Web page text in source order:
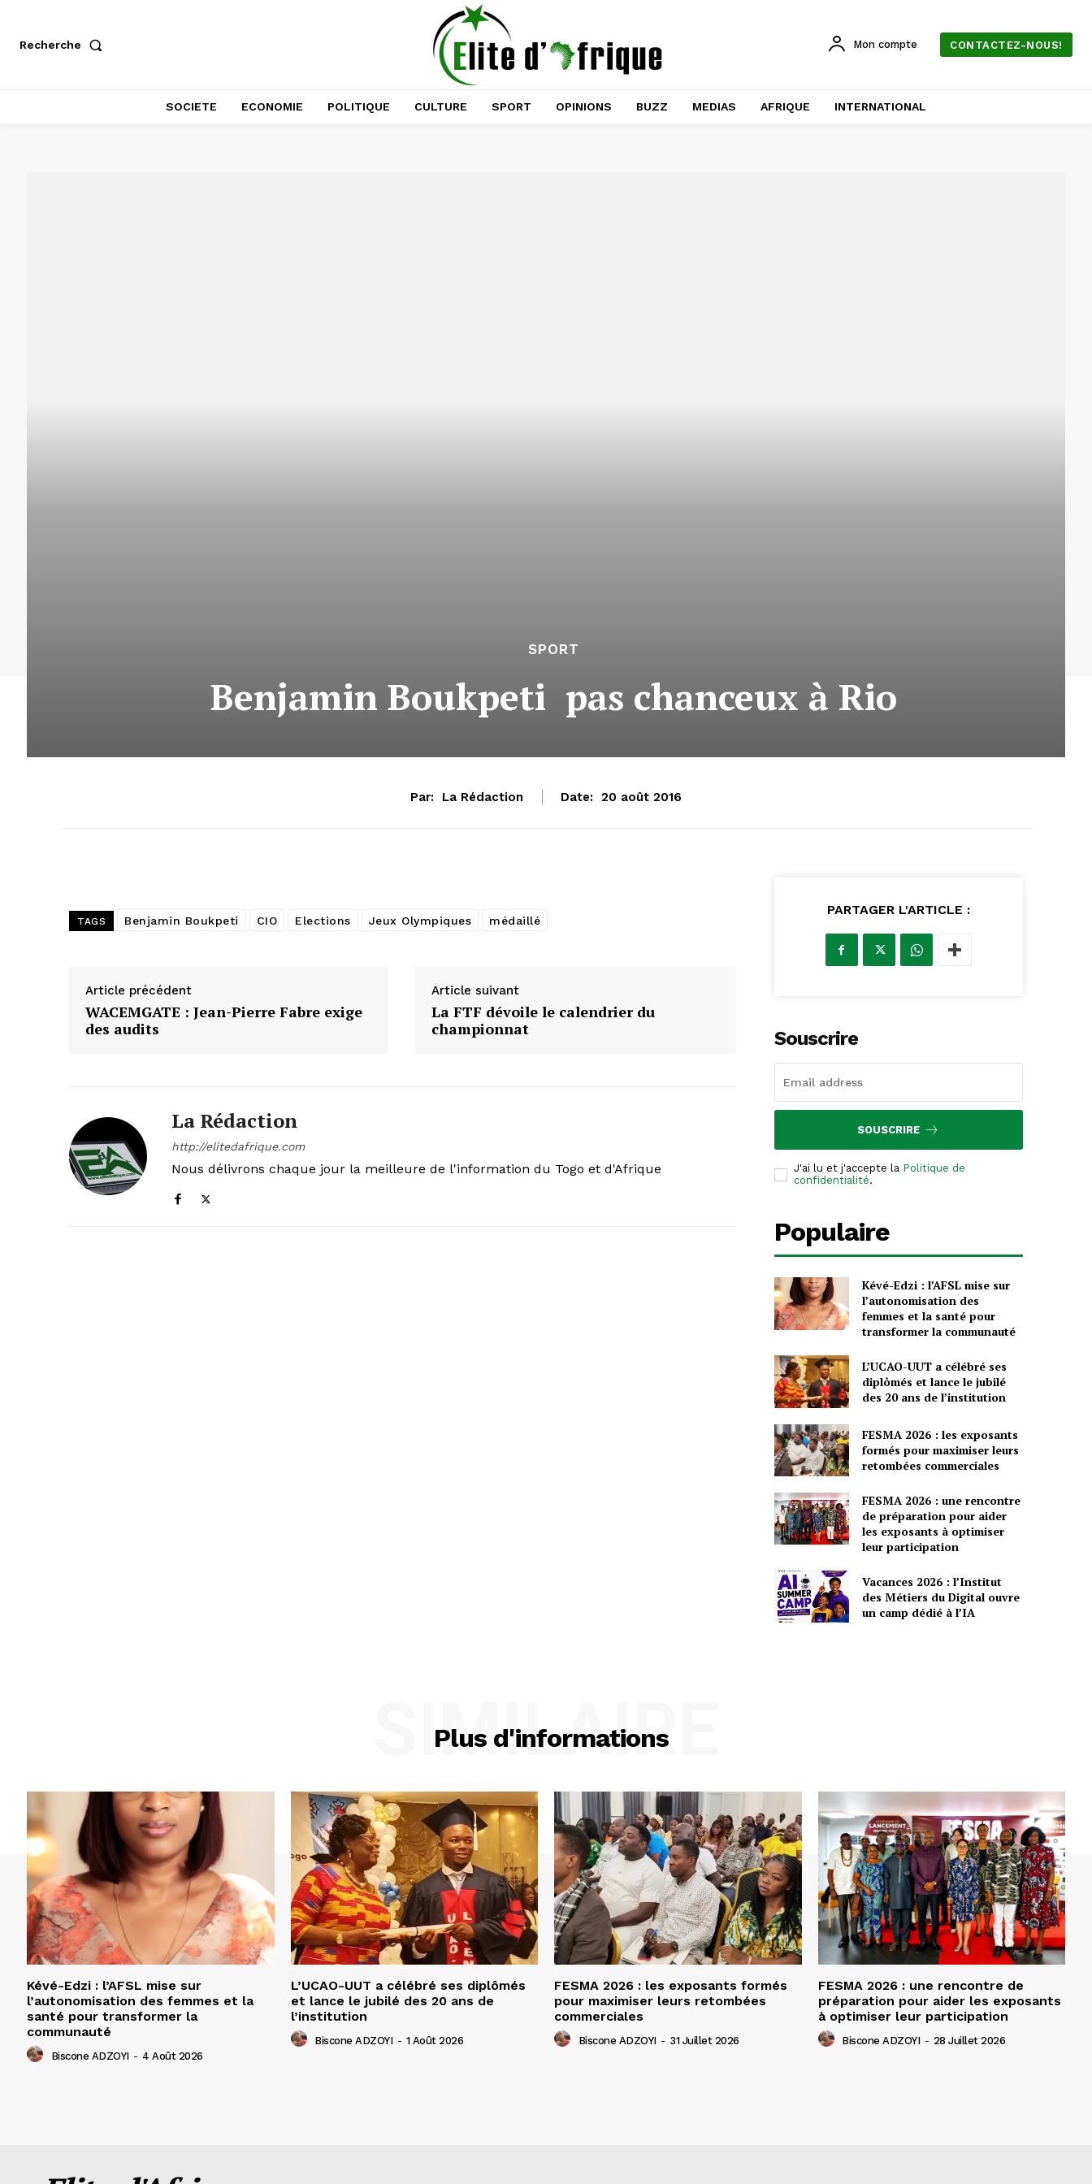
Recherche Mon compte CONTACTEZ-NOUS!
SOCIETE ECONOMIE POLITIQUE CULTURE SPORT OPINIONS BUZZ MEDIAS AFRIQUE INTERNATIONAL
SPORT
Benjamin Boukpeti pas chanceux à Rio
Par: La Rédaction Date: 20 août 2016
TAGS Benjamin Boukpeti CIO Elections Jeux Olympiques médaillé
Article précédent
WACEMGATE : Jean-Pierre Fabre exige
des audits
Article suivant
La FTF dévoile le calendrier du
championnat
La Rédaction
http://elitedafrique.com
Nous délivrons chaque jour la meilleure de l'information du Togo et d'Afrique
PARTAGER L'ARTICLE :
Souscrire
SOUSCRIRE
J'ai lu et j'accepte la Politique de
confidentialité.
Populaire
Kévé-Edzi : l’AFSL mise sur
l’autonomisation des
femmes et la santé pour
transformer la communauté
L’UCAO-UUT a célébré ses
diplômés et lance le jubilé
des 20 ans de l’institution
FESMA 2026 : les exposants
formés pour maximiser leurs
retombées commerciales
FESMA 2026 : une rencontre
de préparation pour aider
les exposants à optimiser
leur participation
Vacances 2026 : l’Institut
des Métiers du Digital ouvre
un camp dédié à l’IA
Plus d'informations
SIMILAIRE
Kévé-Edzi : l’AFSL mise sur
l’autonomisation des femmes et la
santé pour transformer la
communauté
Biscone ADZOYI - 4 Août 2026
L’UCAO-UUT a célébré ses diplômés
et lance le jubilé des 20 ans de
l’institution
Biscone ADZOYI - 1 Août 2026
FESMA 2026 : les exposants formés
pour maximiser leurs retombées
commerciales
Biscone ADZOYI - 31 Juillet 2026
FESMA 2026 : une rencontre de
préparation pour aider les exposants
à optimiser leur participation
Biscone ADZOYI - 28 Juillet 2026